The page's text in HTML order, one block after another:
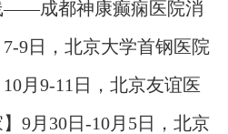
——成都神康癫痫医院消
7-9日，北京大学首钢医院
成都会诊，破解癫痫疑难
10月9-11日，北京友谊医
治疗援助，破解癫痫难
】9月30日-10月5日，北京